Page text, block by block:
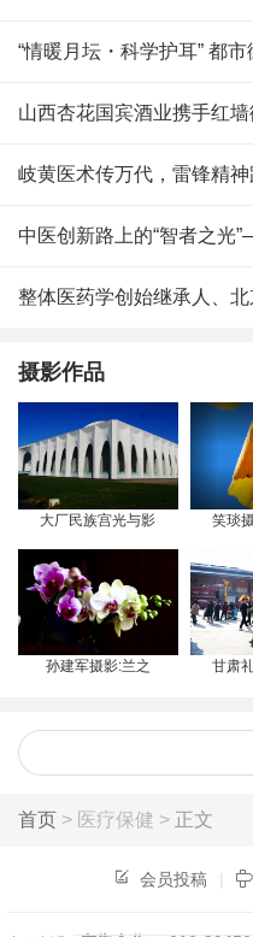
“情暖月坛・科学护耳” 都市
山西杏花国宾酒业携手红
岐黄医术传万代，雷锋精神
中医创新路上的“智者之光
整体医药学创始继承人、
摄影作品
大厂民族宫光与影 笑琰
孙建军摄影:兰之 甘肃
首页 > 医疗保健 > 正文
会员投稿 |